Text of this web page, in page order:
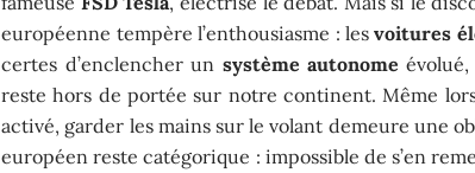
européenne tempère l’enthousiasme : lesvoitures
certes d’enclencher un système autonome
reste hors de portée sur notre continent. Même
activé, garder les mains sur le volant demeure une
européen reste catégorique : impossible de s’en